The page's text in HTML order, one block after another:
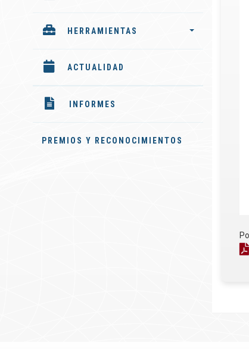
HERRAMIENTAS
ACTUALIDAD
INFORMES
PREMIOS Y RECONOCIMIENTOS